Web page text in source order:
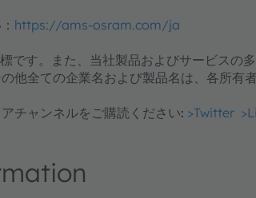
https://ams-osram.com/ja
です。また、当社製品およびサービスの
他全ての企業名および製品名は、各所有
チャンネルをご購読ください: >Twitter